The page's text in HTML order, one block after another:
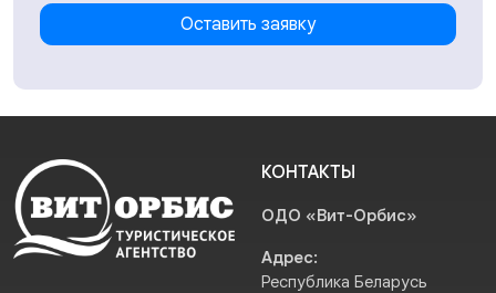
Оставить заявку
КОНТАКТЫ
ОДО «Вит-Орбис»
Адрес:
Республика Беларусь